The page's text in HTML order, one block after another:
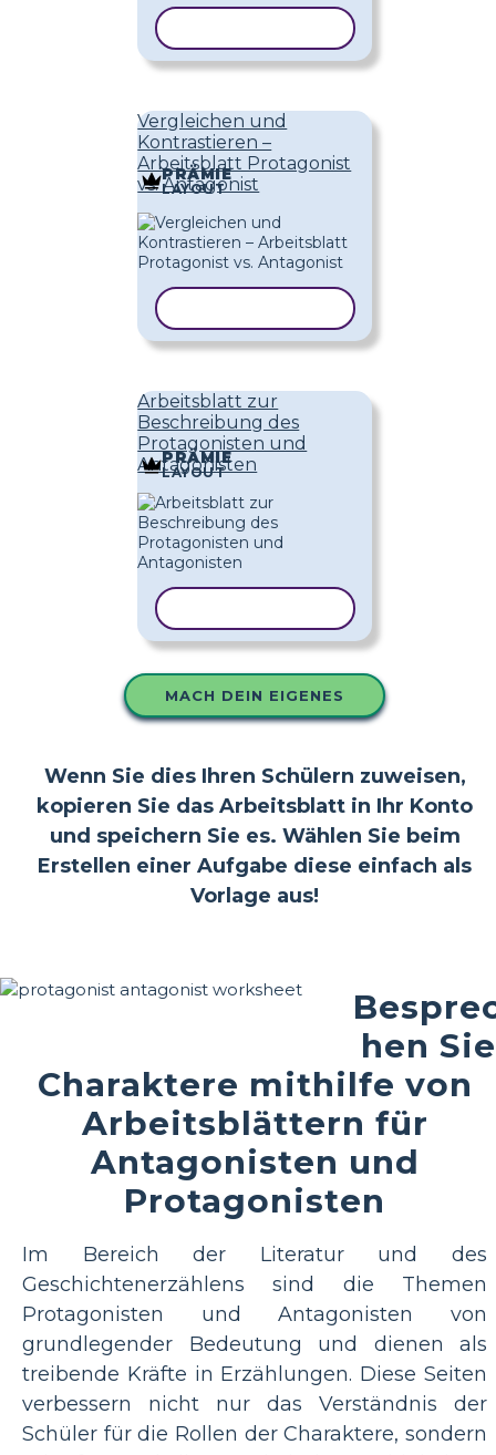
Vergleichen und
Kontrastieren –
Arbeitsblatt Protagonist
vs. Antagonist
PRÄMIE
LAYOUT
Arbeitsblatt zur
Beschreibung des
Protagonisten und
Antagonisten
PRÄMIE
LAYOUT
MACH DEIN EIGENES
Wenn Sie dies Ihren Schülern zuweisen,
kopieren Sie das Arbeitsblatt in Ihr Konto
und speichern Sie es. Wählen Sie beim
Erstellen einer Aufgabe diese einfach als
Vorlage aus!
hen Sie
Charaktere mithilfe von
Arbeitsblättern für
Antagonisten und
Protagonisten
Im Bereich der Literatur und des
Geschichtenerzählens sind die Themen
Protagonisten und Antagonisten von
grundlegender Bedeutung und dienen als
treibende Kräfte in Erzählungen. Diese Seiten
verbessern nicht nur das Verständnis der
Schüler für die Rollen der Charaktere, sondern